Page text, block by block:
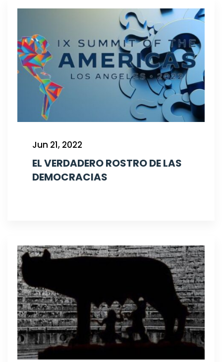
Jun 21, 2022
EL VERDADERO ROSTRO DE LAS
DEMOCRACIAS